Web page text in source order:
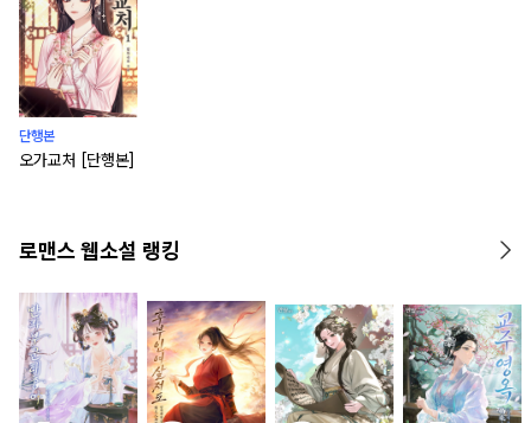
단행본
오가교처 [단행본]
로맨스 웹소설 랭킹